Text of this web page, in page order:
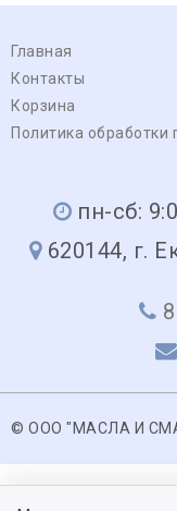
Главная
Контакты
Корзина
Политика
пн-сб:
620144, г.
© ООО "МАСЛА И